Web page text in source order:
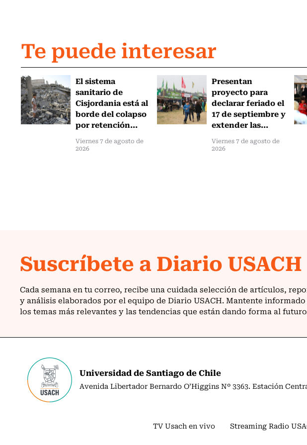
Te puede interesar
El sistema
sanitario de
Cisjordania está al
borde del colapso
por retención...
Viernes 7 de agosto de
2026
Presentan
proyecto para
declarar feriado el
17 de septiembre y
extender las...
Viernes 7 de agosto de
2026
Universidad de Santiago de Chile
Avenida Libertador Bernardo O’Higgins Nº 3363. Estación
TV Usach en vivo Streaming Radio